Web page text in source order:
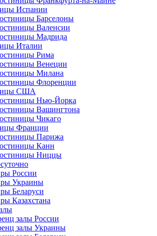
Испании
Барселоны
Валенсии
Мадрида
Италии
Рима
Венеции
Милана
Флоренции
США
Нью-Йорка
Вашингтона
Чикаго
Франции
Парижа
Канн
Ниццы
России
Украины
Беларуси
Казахстана
залы России
залы Украины